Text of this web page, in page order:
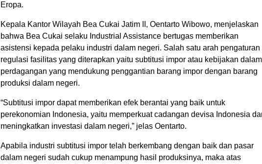
Eropa.
Kepala Kantor Wilayah Bea Cukai Jatim II, Oentarto Wibowo, menjelaskan
bahwa Bea Cukai selaku Industrial Assistance bertugas memberikan
asistensi kepada pelaku industri dalam negeri. Salah satu arah pengaturan
regulasi fasilitas yang diterapkan yaitu subtitusi impor atau kebijakan dalam
perdagangan yang mendukung penggantian barang impor dengan barang
produksi dalam negeri.
“Subtitusi impor dapat memberikan efek berantai yang baik untuk
perekonomian Indonesia, yaitu memperkuat cadangan devisa Indonesia
meningkatkan investasi dalam negeri,” jelas Oentarto.
Apabila industri subtitusi impor telah berkembang dengan baik dan pasar
dalam negeri sudah cukup menampung hasil produksinya, maka atas